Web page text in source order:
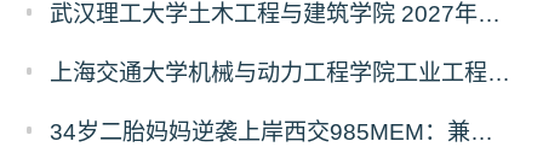
武汉理工大学土木工程与建筑学院 2027年工程管理硕士（MEM）招生简章
上海交通大学机械与动力工程学院工业工程学科硕士生招生专业及统考科目调整公告
34岁二胎妈妈逆袭上岸西交985MEM：兼顾工作带娃，零基础5个月逆风翻盘